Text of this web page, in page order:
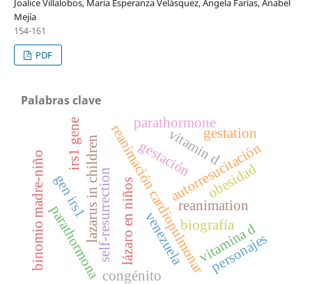
Joalice Villalobos, María Esperanza Velásquez, Ángela Farías, Anabel
Mejía
154-161
PDF
Palabras clave
autorresucitación
lázaro en niños
reanimación cardiopulmonar
self-resurrection
lazarus in children reanimation
vitamina d
parathormona
gestación
binomio madre-niño
vitamin d
parathormone
gestation
personajes
biografía
venezuela
congénito
gen irs1 obesidad
irs1 gene